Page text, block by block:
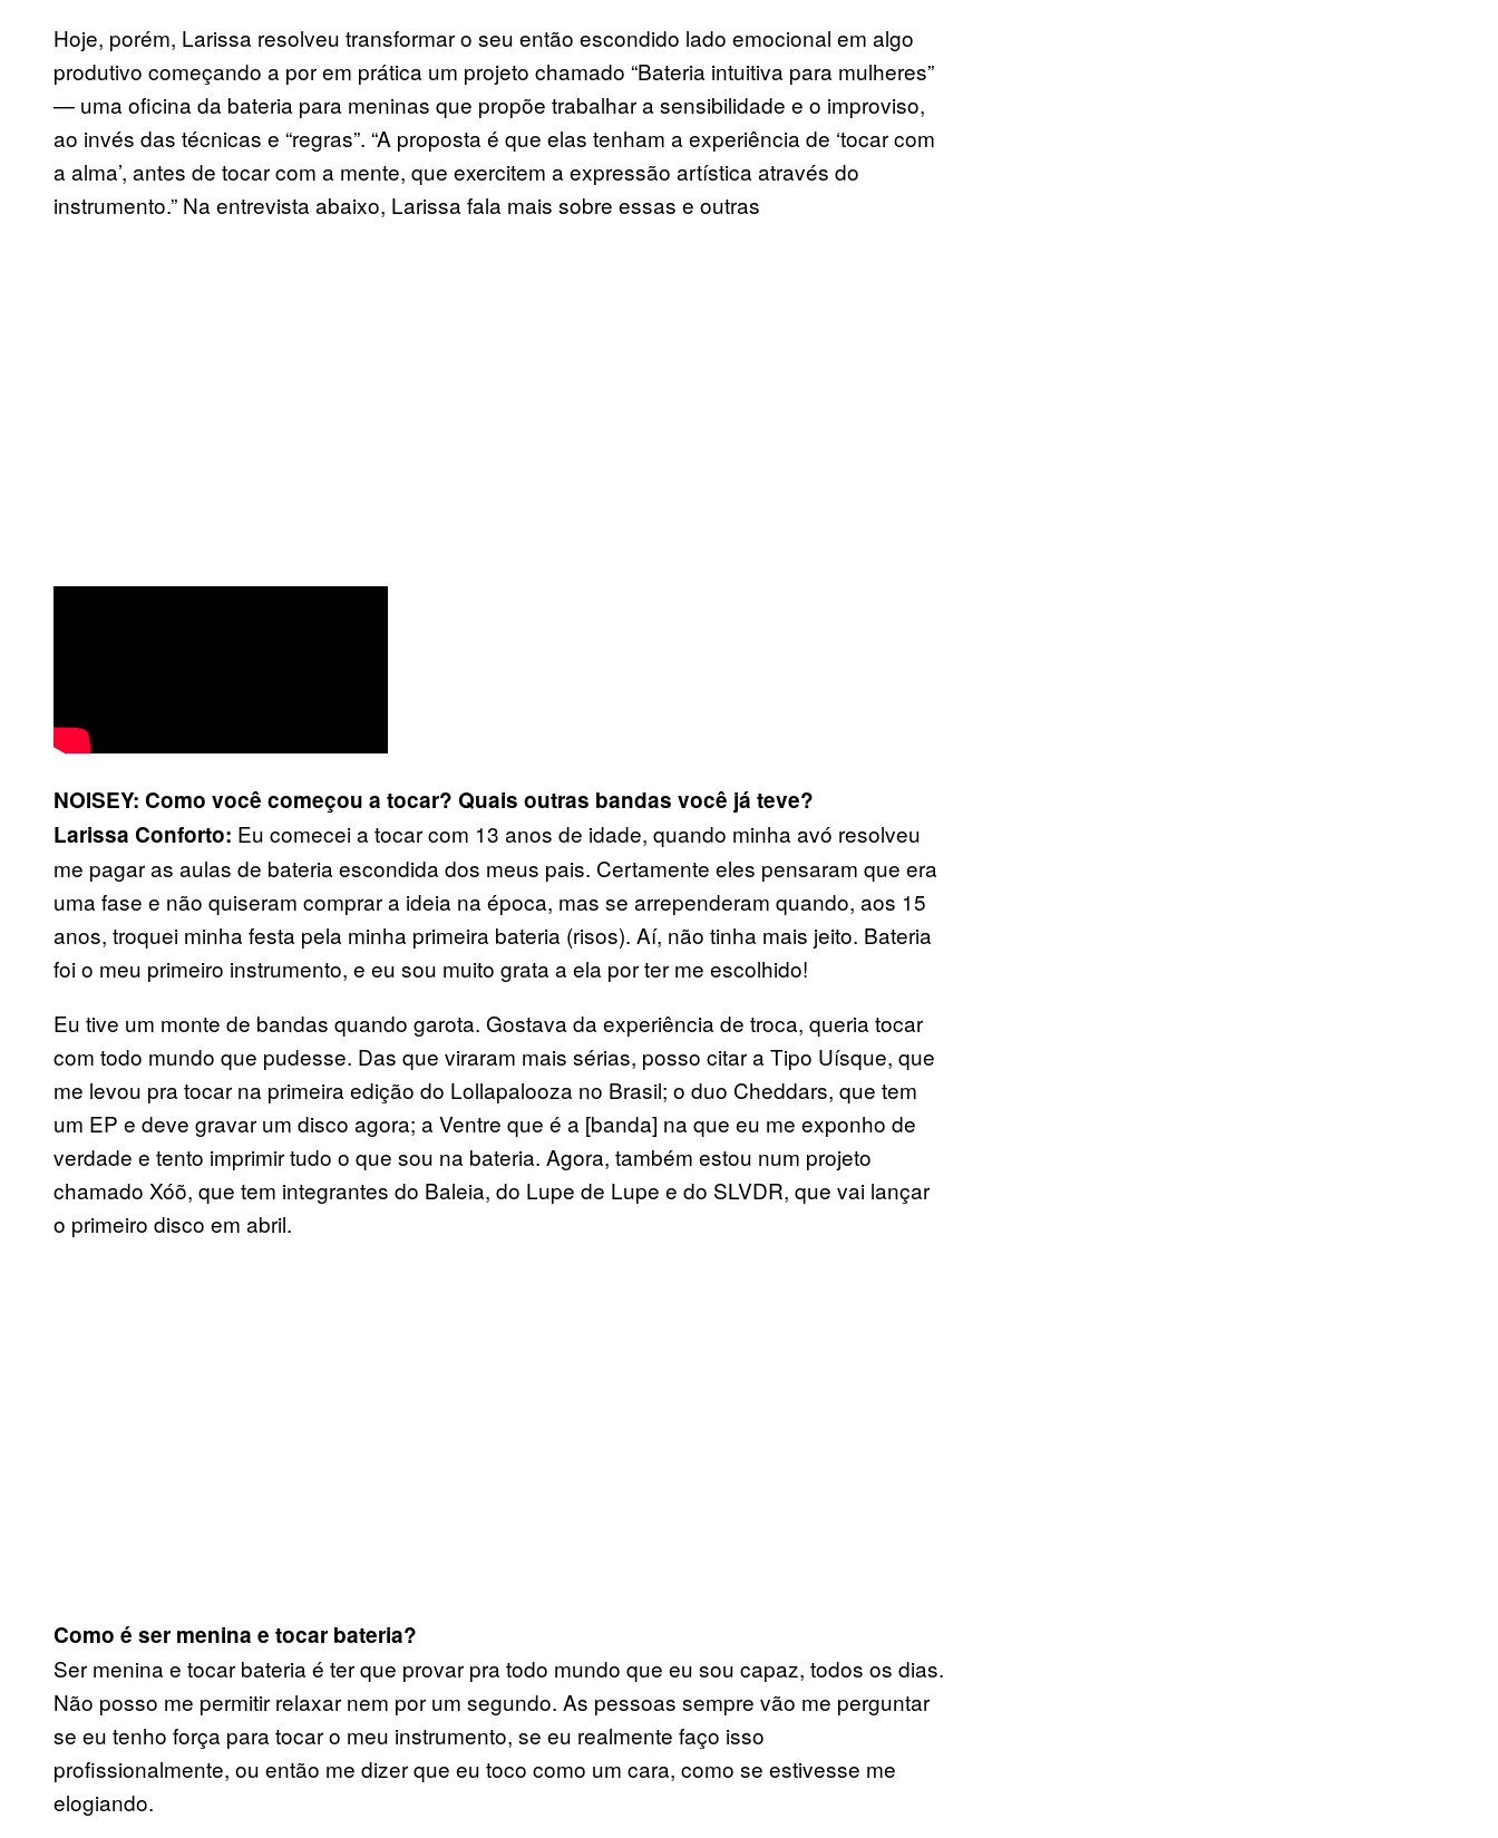
Hoje, porém, Larissa resolveu transformar o seu então escondido lado emocional em algo
produtivo começando a por em prática um projeto chamado “Bateria intuitiva para mulheres”
— uma oficina da bateria para meninas que propõe trabalhar a sensibilidade e o improviso,
ao invés das técnicas e “regras”. “A proposta é que elas tenham a experiência de ‘tocar com
a alma’, antes de tocar com a mente, que exercitem a expressão artística através do
instrumento.” Na entrevista abaixo, Larissa fala mais sobre essas e outras
NOISEY: Como você começou a tocar? Quais outras bandas você já teve?
Larissa Conforto: Eu comecei a tocar com 13 anos de idade, quando minha avó resolveu
me pagar as aulas de bateria escondida dos meus pais. Certamente eles pensaram que era
uma fase e não quiseram comprar a ideia na época, mas se arrependeram quando, aos 15
anos, troquei minha festa pela minha primeira bateria (risos). Aí, não tinha mais jeito. Bateria
foi o meu primeiro instrumento, e eu sou muito grata a ela por ter me escolhido!
Eu tive um monte de bandas quando garota. Gostava da experiência de troca, queria tocar
com todo mundo que pudesse. Das que viraram mais sérias, posso citar a Tipo Uísque, que
me levou pra tocar na primeira edição do Lollapalooza no Brasil; o duo Cheddars, que tem
um EP e deve gravar um disco agora; a Ventre que é a [banda] na que eu me exponho de
verdade e tento imprimir tudo o que sou na bateria. Agora, também estou num projeto
chamado Xóõ, que tem integrantes do Baleia, do Lupe de Lupe e do SLVDR, que vai lançar
o primeiro disco em abril.
Como é ser menina e tocar bateria?
Ser menina e tocar bateria é ter que provar pra todo mundo que eu sou capaz, todos os dias.
Não posso me permitir relaxar nem por um segundo. As pessoas sempre vão me perguntar
se eu tenho força para tocar o meu instrumento, se eu realmente faço isso
profissionalmente, ou então me dizer que eu toco como um cara, como se estivesse me
elogiando.